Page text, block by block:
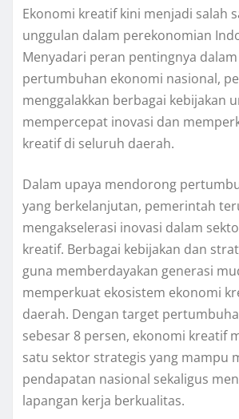
Ekonomi kreatif kini menjadi salah
unggulan dalam perekonomian
Menyadari peran pentingnya
pertumbuhan ekonomi nasional,
menggalakkan berbagai kebijakan
mempercepat inovasi dan
kreatif di seluruh daerah.
Dalam upaya mendorong
yang berkelanjutan, pemerintah
mengakselerasi inovasi dalam
kreatif. Berbagai kebijakan dan
guna memberdayakan generasi
memperkuat ekosistem ekonomi
daerah. Dengan target
sebesar 8 persen, ekonomi kreatif
satu sektor strategis yang mampu
pendapatan nasional sekaligus
lapangan kerja berkualitas.